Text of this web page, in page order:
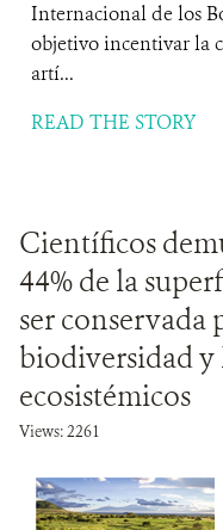
Internacional de los
objetivo incentivar la
artí...
READ THE STORY
Científicos
44% de la
ser conservada
biodiversidad y
ecosistémicos
Views: 2261